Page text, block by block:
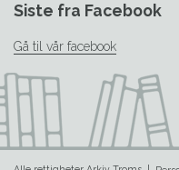
Siste fra Facebook
Gå til vår facebook